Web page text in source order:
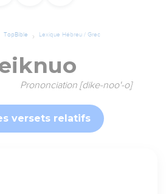
TopBible Lexique Hébreu / Grec
Prononciation [dike-noo'-o]
versets relatifs